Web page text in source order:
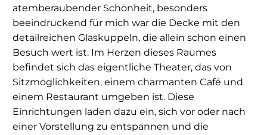
atemberaubender Schönheit, besonders
beeindruckend für mich war die Decke mit den
detailreichen Glaskuppeln, die allein schon einen
Besuch wert ist. Im Herzen dieses Raumes
befindet sich das eigentliche Theater, das von
Sitzmöglichkeiten, einem charmanten Café und
einem Restaurant umgeben ist. Diese
Einrichtungen laden dazu ein, sich vor oder nach
einer Vorstellung zu entspannen und die